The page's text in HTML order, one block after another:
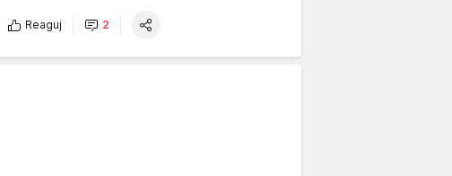
Reaguj 2